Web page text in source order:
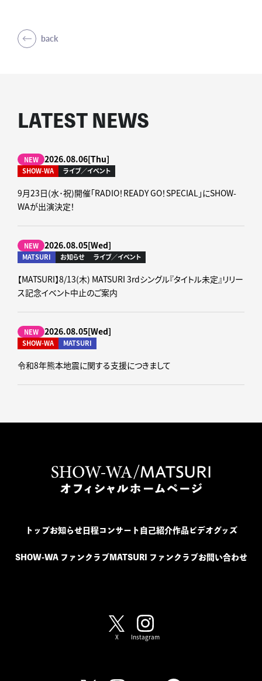
back
LATEST NEWS
NEW 2026.08.06[Thu]
SHOW-WA ライブ／イベント
9月23日(水･祝)開催「RADIO！READY GO！SPECIAL」にSHOW-
WAが出演決定！
NEW 2026.08.05[Wed]
MATSURI お知らせ ライブ／イベント
【MATSURI】8/13(木) MATSURI 3rdシングル『タイトル未定』リリー
ス記念イベント中止のご案内
NEW 2026.08.05[Wed]
SHOW-WA MATSURI
令和8年熊本地震に関する支援につきまして
トップお知らせ日程コンサート 自己紹介作品ビデオグッズ
SHOW-WA ファンクラブMATSURI ファンクラブお問い合わせ
X Instagram